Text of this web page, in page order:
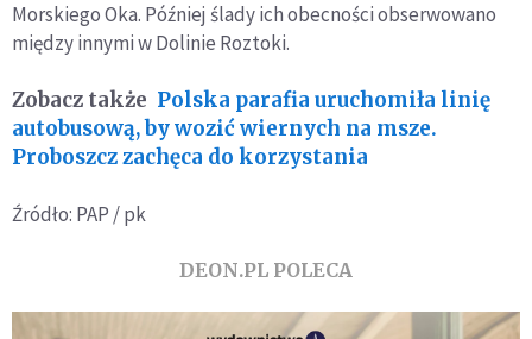
Morskiego Oka. Później ślady ich obecności obserwowano
między innymi w Dolinie Roztoki.
Zobacz także Polska parafia uruchomiła linię
autobusową, by wozić wiernych na msze.
Proboszcz zachęca do korzystania
Źródło: PAP / pk
DEON.PL POLECA